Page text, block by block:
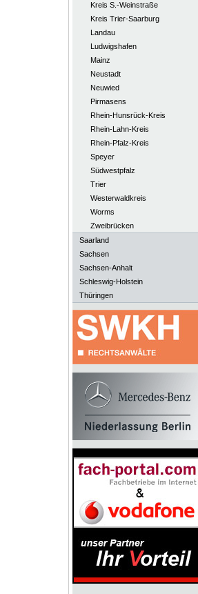
Kreis S.-Weinstraße
Kreis Trier-Saarburg
Landau
Ludwigshafen
Mainz
Neustadt
Neuwied
Pirmasens
Rhein-Hunsrück-Kreis
Rhein-Lahn-Kreis
Rhein-Pfalz-Kreis
Speyer
Südwestpfalz
Trier
Westerwaldkreis
Worms
Zweibrücken
Saarland
Sachsen
Sachsen-Anhalt
Schleswig-Holstein
Thüringen